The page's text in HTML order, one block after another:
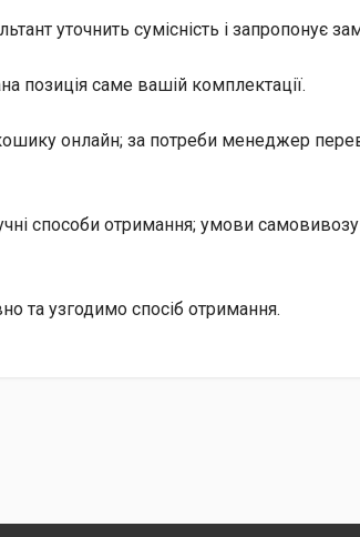
уточнить сумісність і запропонує
позиція саме вашій комплектації.
онлайн; за потреби менеджер
способи отримання; умови
та узгодимо спосіб отримання.